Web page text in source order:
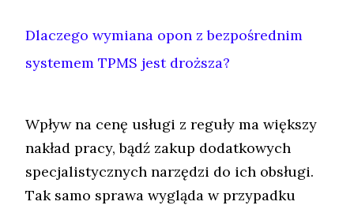
Dlaczego wymiana opon z bezpośrednim
systemem TPMS jest droższa?
Wpływ na cenę usługi z reguły ma większy
nakład pracy, bądź zakup dodatkowych
specjalistycznych narzędzi do ich obsługi.
Tak samo sprawa wygląda w przypadku